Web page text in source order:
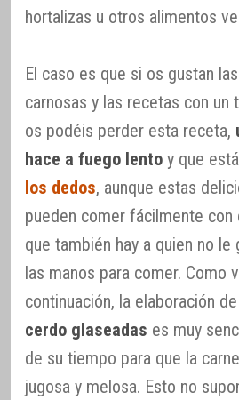
hortalizas u otros alimentos
El caso es que si os gustan
carnosas y las recetas con un
os podéis perder esta receta,
hace a fuego lento y que está
los dedos, aunque estas
pueden comer fácilmente con
que también hay a quien no le
las manos para comer. Como
continuación, la elaboración
cerdo glaseadas es muy
de su tiempo para que la
jugosa y melosa. Esto no